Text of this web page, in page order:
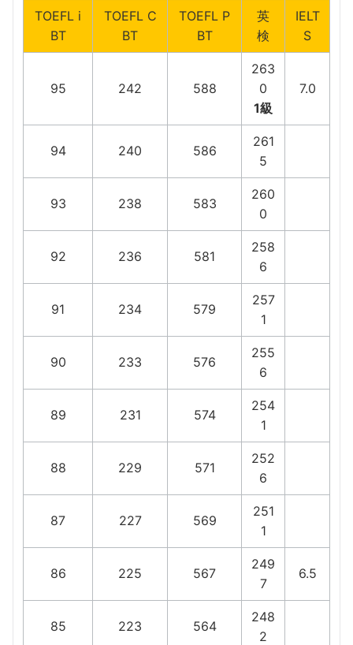
TOEFL i
BT
TOEFL C
BT
TOEFL P
BT
英
検
IELT
S
95 242 588
263
0
1級
7.0
94 240 586
261
5
93 238 583
260
0
92 236 581
258
6
91 234 579
257
1
90 233 576
255
6
89 231 574
254
1
88 229 571
252
6
87 227 569
251
1
86 225 567
249
7
6.5
85 223 564
248
2